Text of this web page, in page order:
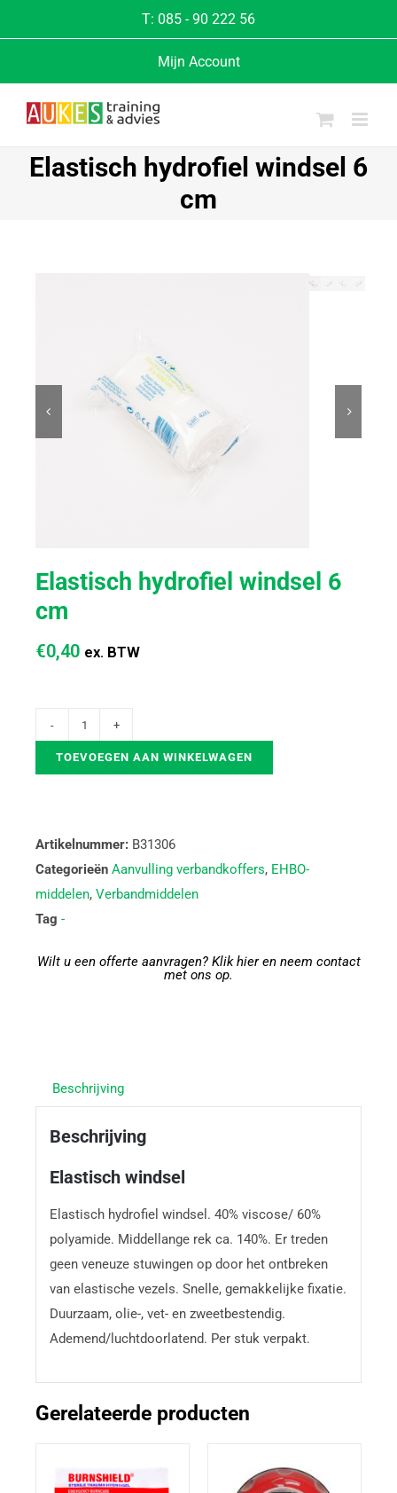
T: 085 - 90 222 56
Mijn Account
Elastisch hydrofiel windsel 6
cm
 
Elastisch hydrofiel windsel 6
cm
€0,40 ex. BTW
TOEVOEGEN AAN WINKELWAGEN
Artikelnummer: B31306
Categorieën Aanvulling verbandkoffers, EHBO-
middelen, Verbandmiddelen
Tag -
Wilt u een offerte aanvragen? Klik hier en neem contact
met ons op.
Beschrijving
Beschrijving
Elastisch windsel
Elastisch hydrofiel windsel. 40% viscose/ 60%
polyamide. Middellange rek ca. 140%. Er treden
geen veneuze stuwingen op door het ontbreken
van elastische vezels. Snelle, gemakkelijke fixatie.
Duurzaam, olie-, vet- en zweetbestendig.
Ademend/luchtdoorlatend. Per stuk verpakt.
Gerelateerde producten